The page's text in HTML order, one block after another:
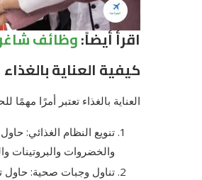
اقرأ أيضاً:وظائف شاغرة
كيفية العناية بالغذاء
العناية بالغذاء تعتبر أمرًا
تنويع النظام الغذائي:
والخضروات والبروتينات
تناول وجبات صحية: حاول